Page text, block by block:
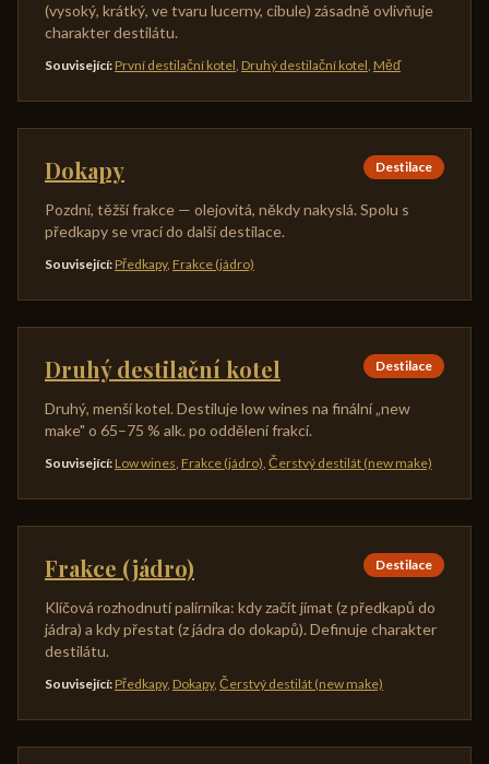
(vysoký, krátký, ve tvaru lucerny, cibule) zásadně ovlivňuje
charakter destilátu.
Související: První destilační kotel, Druhý destilační kotel, Měď
Dokapy Destilace
Pozdní, těžší frakce — olejovitá, někdy nakyslá. Spolu s
předkapy se vrací do další destilace.
Související: Předkapy, Frakce (jádro)
Druhý destilační kotel Destilace
Druhý, menší kotel. Destiluje low wines na finální „new
make" o 65–75 % alk. po oddělení frakcí.
Související: Low wines, Frakce (jádro), Čerstvý destilát (new make)
Frakce (jádro) Destilace
Klíčová rozhodnutí palírníka: kdy začít jímat (z předkapů do
jádra) a kdy přestat (z jádra do dokapů). Definuje charakter
destilátu.
Související: Předkapy, Dokapy, Čerstvý destilát (new make)